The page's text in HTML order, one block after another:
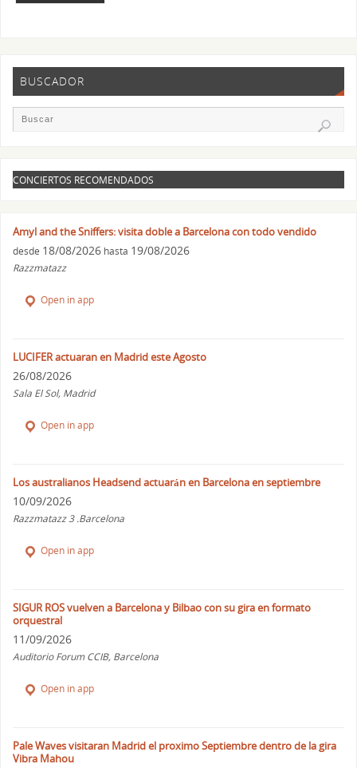
BUSCADOR
CONCIERTOS RECOMENDADOS
Amyl and the Sniffers: visita doble a Barcelona con todo vendido
desde 18/08/2026 hasta 19/08/2026
Razzmatazz
Open in app
LUCIFER actuaran en Madrid este Agosto
26/08/2026
Sala El Sol, Madrid
Open in app
Los australianos Headsend actuarán en Barcelona en septiembre
10/09/2026
Razzmatazz 3 .Barcelona
Open in app
SIGUR ROS vuelven a Barcelona y Bilbao con su gira en formato
orquestral
11/09/2026
Auditorio Forum CCIB, Barcelona
Open in app
Pale Waves visitaran Madrid el proximo Septiembre dentro de la gira
Vibra Mahou